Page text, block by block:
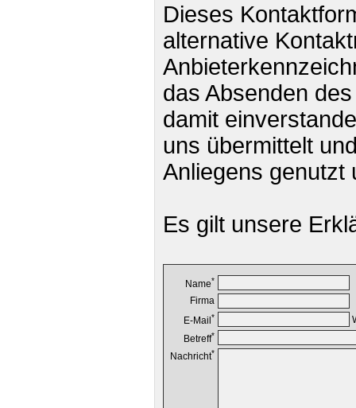
Dieses
alternative
das Absenden
damit
uns übermittelt
Anliegens genutzt
Es gilt unsere
Name*
Firma
E-Mail*
Betreff*
Nachricht*